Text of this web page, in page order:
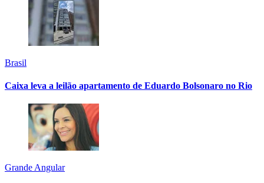
Brasil
Caixa leva a leilão apartamento de Eduardo Bolsonaro no Rio
Grande Angular